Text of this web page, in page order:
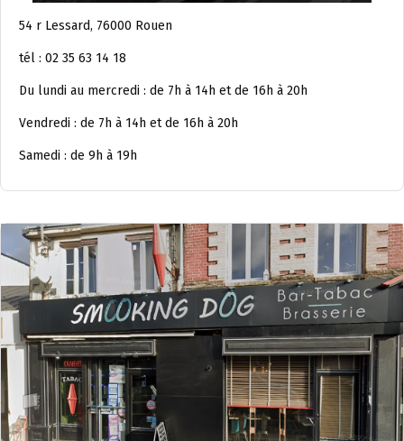
54 r Lessard, 76000 Rouen
tél : 02 35 63 14 18
Du lundi au mercredi : de 7h à 14h et de 16h à 20h
Vendredi : de 7h à 14h et de 16h à 20h
Samedi : de 9h à 19h